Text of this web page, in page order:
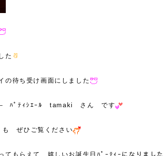
た
待ち受け画面にしました
ﾊﾟﾃｨｼｴｰﾙ tamaki さん です
ぜひご覧ください
もらえて 嬉しいお誕生日ﾊﾟｰﾃｨｰになりました